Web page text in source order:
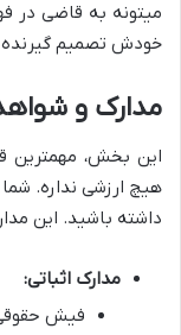
میتونه به قاضی در
خودش تصمیم گیرنده
مدارک و
این بخش، مهمترین
هیچ ارزشی نداره.
داشته باشید. این
مدارک اثباتی:
فیش حقوقی